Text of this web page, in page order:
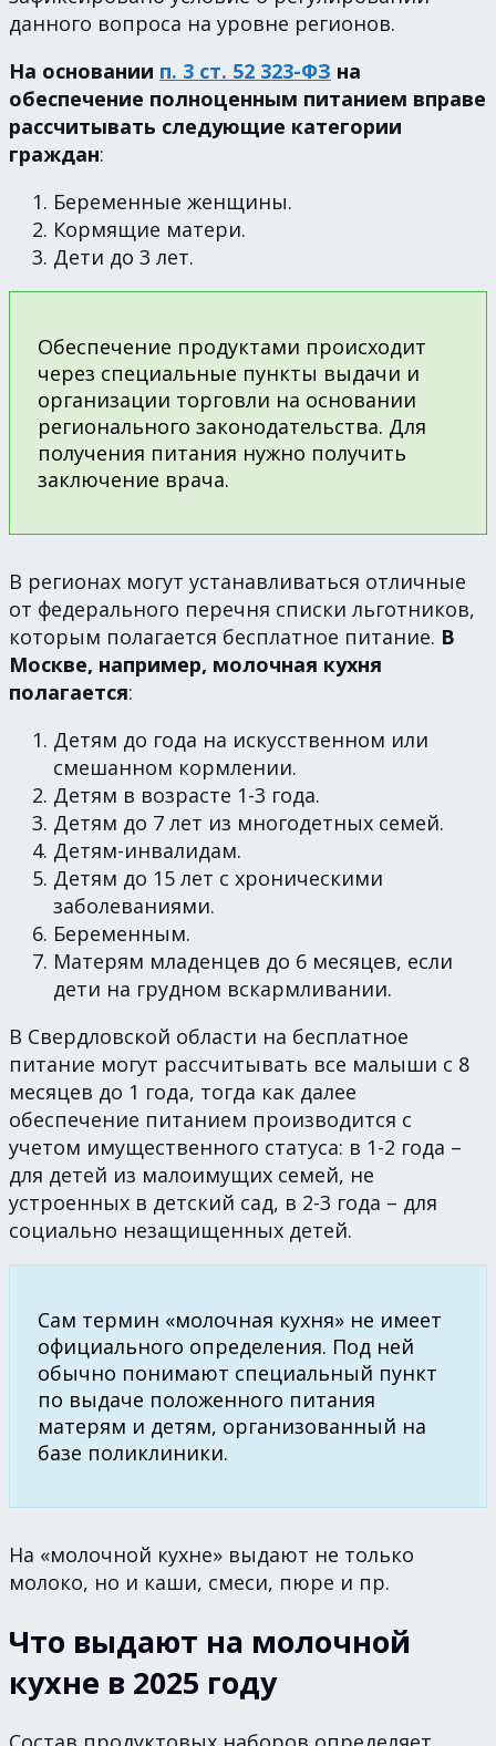
данного вопроса на уровне регионов.
На основании п. 3 ст. 52 323-ФЗ на
обеспечение полноценным питанием вправе
рассчитывать следующие категории
граждан:
Беременные женщины.
Кормящие матери.
Дети до 3 лет.
Обеспечение продуктами происходит
через специальные пункты выдачи и
организации торговли на основании
регионального законодательства. Для
получения питания нужно получить
заключение врача.
В регионах могут устанавливаться отличные
от федерального перечня списки льготников,
которым полагается бесплатное питание. В
Москве, например, молочная кухня
полагается:
Детям до года на искусственном или
смешанном кормлении.
Детям в возрасте 1-3 года.
Детям до 7 лет из многодетных семей.
Детям-инвалидам.
Детям до 15 лет с хроническими
заболеваниями.
Беременным.
Матерям младенцев до 6 месяцев, если
дети на грудном вскармливании.
В Свердловской области на бесплатное
питание могут рассчитывать все малыши с 8
месяцев до 1 года, тогда как далее
обеспечение питанием производится с
учетом имущественного статуса: в 1-2 года –
для детей из малоимущих семей, не
устроенных в детский сад, в 2-3 года – для
социально незащищенных детей.
Сам термин «молочная кухня» не имеет
официального определения. Под ней
обычно понимают специальный пункт
по выдаче положенного питания
матерям и детям, организованный на
базе поликлиники.
На «молочной кухне» выдают не только
молоко, но и каши, смеси, пюре и пр.
Что выдают на молочной
кухне в 2025 году